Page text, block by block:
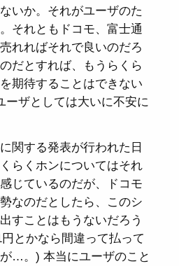
いか。それがユーザのた
それともドコモ、富士通
れればそれで良いのだろ
だとすれば、もうらくら
期待することはできない
ーザとしては大いに不安に
関する発表が行われた日
らくホンについてはそれ
じているのだが、ドコモ
なのだとしたら、このシ
すことはもうないだろう
とかなら間違って払って
…。) 本当にユーザのこと